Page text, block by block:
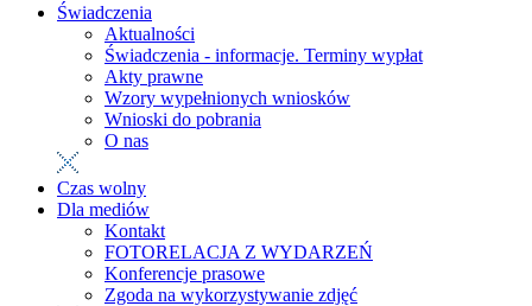
Świadczenia
Aktualności
Świadczenia - informacje. Terminy wypłat
Akty prawne
Wzory wypełnionych wniosków
Wnioski do pobrania
O nas
Czas wolny
Dla mediów
Kontakt
FOTORELACJA Z WYDARZEŃ
Konferencje prasowe
Zgoda na wykorzystywanie zdjęć